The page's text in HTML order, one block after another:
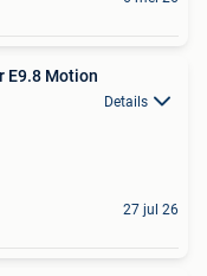
E9.8 Motion
Details
27 jul 26